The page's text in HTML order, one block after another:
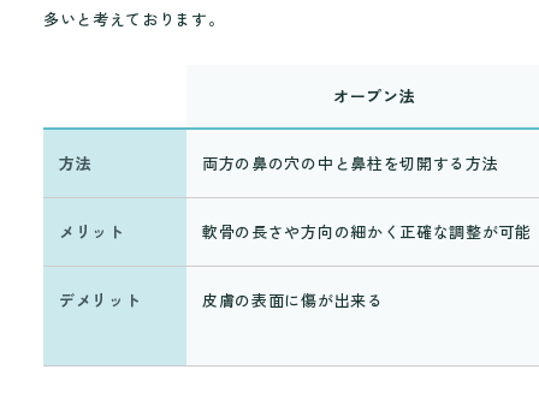
多いと考えております。
オープン法
方法 両方の鼻の穴の中と鼻柱を切開する方法
メリット 軟骨の長さや方向の細かく正確な調整が可能
デメリット 皮膚の表面に傷が出来る